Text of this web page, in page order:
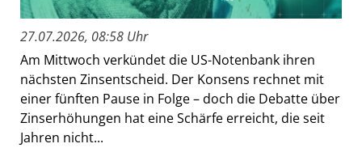
27.07.2026, 08:58 Uhr
Am Mittwoch verkündet die US-Notenbank ihren
nächsten Zinsentscheid. Der Konsens rechnet mit
einer fünften Pause in Folge – doch die Debatte über
Zinserhöhungen hat eine Schärfe erreicht, die seit
Jahren nicht...